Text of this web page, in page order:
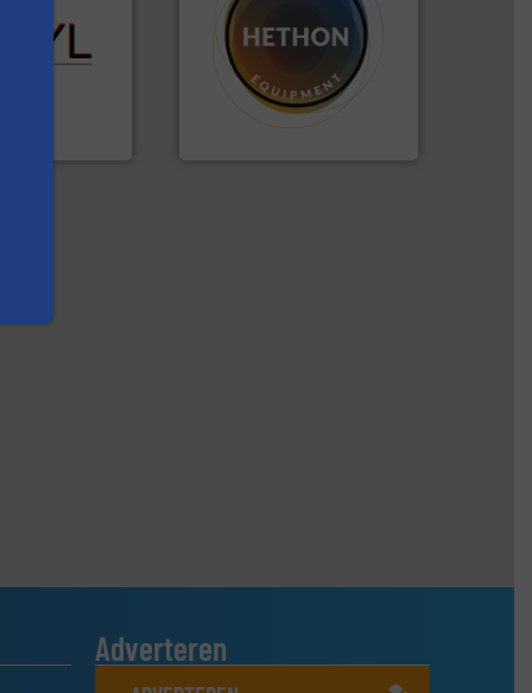
Stofmeting
Optyl is het
voor uw
stof.Meer
HETHON is wereldwijd
specialist in poeder- en
vloeistofdosering, met
name bij lastig te verwerken
materialen.Meer info ➜
Adverteren